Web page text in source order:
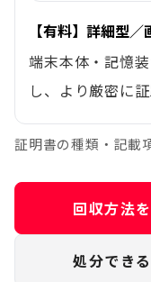
【有料】詳細型／
端末本体・記憶
し、より厳密に証
証明書の種類・記載
回収方法
処分でき